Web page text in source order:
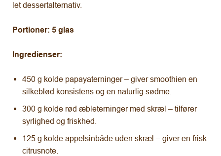
let dessertalternativ.
Portioner: 5 glas
Ingredienser:
450 g kolde papayaterninger – giver smoothien en
silkeblød konsistens og en naturlig sødme.
300 g kolde rød æbleterninger med skræl – tilfører
syrlighed og friskhed.
125 g kolde appelsinbåde uden skræl – giver en frisk
citrusnote.